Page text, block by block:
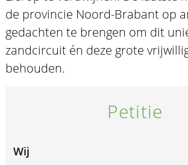
de provincie Noord-Brabant op
gedachten te brengen om dit
zandcircuit én deze grote
behouden.
Petitie
Wij